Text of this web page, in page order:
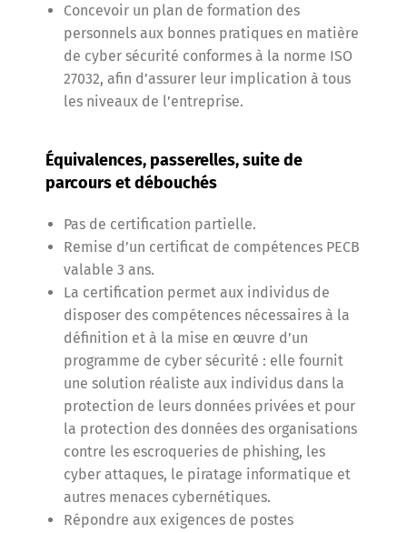
Concevoir un plan de formation des
personnels aux bonnes pratiques en matière
de cyber sécurité conformes à la norme ISO
27032, afin d’assurer leur implication à tous
les niveaux de l’entreprise.
Équivalences, passerelles, suite de
parcours et débouchés
Pas de certification partielle.
Remise d’un certificat de compétences PECB
valable 3 ans.
La certification permet aux individus de
disposer des compétences nécessaires à la
définition et à la mise en œuvre d’un
programme de cyber sécurité : elle fournit
une solution réaliste aux individus dans la
protection de leurs données privées et pour
la protection des données des organisations
contre les escroqueries de phishing, les
cyber attaques, le piratage informatique et
autres menaces cybernétiques.
Répondre aux exigences de postes